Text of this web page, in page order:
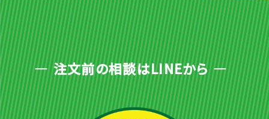
注文前の相談はLINEから